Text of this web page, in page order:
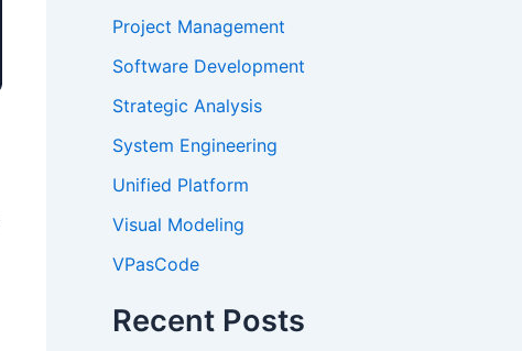
Project Management
Software Development
Strategic Analysis
System Engineering
Unified Platform
Visual Modeling
VPasCode
Recent Posts